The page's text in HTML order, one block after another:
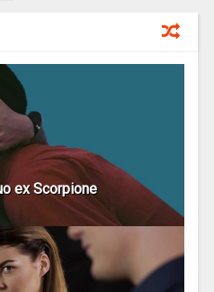
ex Scorpione